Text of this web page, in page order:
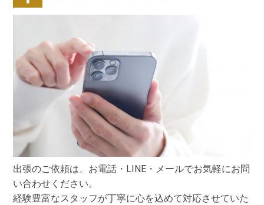
出張のご依頼は、お電話・LINE・メールでお気軽にお問
い合わせください。
経験豊富なスタッフが丁寧に心を込めて対応させていた